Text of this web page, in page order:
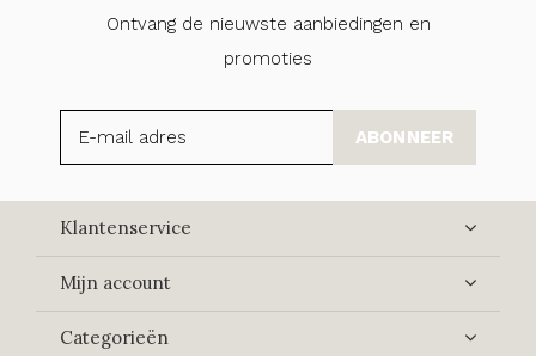
Ontvang de nieuwste aanbiedingen en
promoties
ABONNEER
Klantenservice
Mijn account
Categorieën